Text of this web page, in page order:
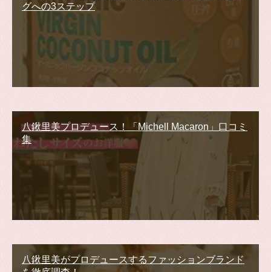
グへの3ステップ
八鍬里美プロデュース！「Michell Macaron」口コミ
集
八鍬里美がプロデュースするファッションブランド